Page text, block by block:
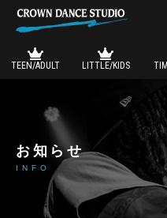
TEEN/ADULT LITTLE/KIDS
お知らせ
INFO